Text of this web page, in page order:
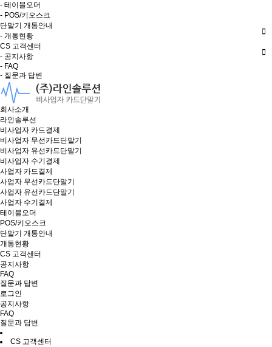
- 테이블오더
- POS/키오스크
단말기 개통안내
- 개통현황
CS 고객센터
- 공지사항
- FAQ
- 질문과 답변
회사소개
라인솔루션
비사업자 카드결제
비사업자 무선카드단말기
비사업자 유선카드단말기
비사업자 수기결제
사업자 카드결제
사업자 무선카드단말기
사업자 유선카드단말기
사업자 수기결제
테이블오더
POS/키오스크
단말기 개통안내
개통현황
CS 고객센터
공지사항
FAQ
질문과 답변
로그인
공지사항
FAQ
질문과 답변
CS 고객센터